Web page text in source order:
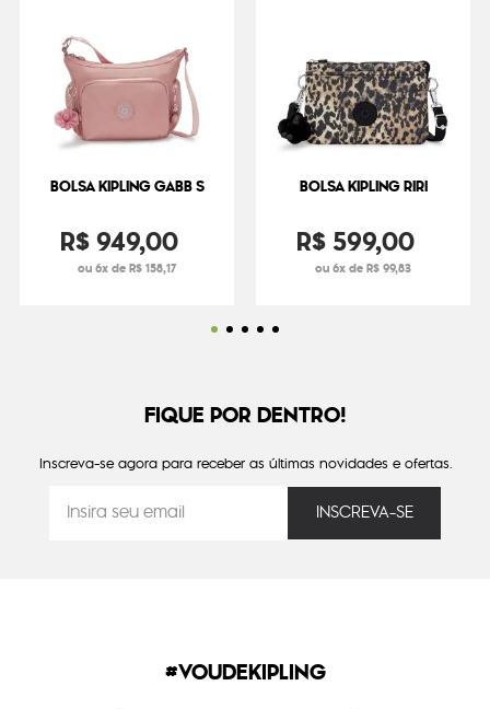
BOLSA KIPLING GABB S
R$949,00
ou 6x de R$ 158,17
BOLSA KIPLING RIRI
R$599,00
ou 6x de R$ 99,83
FIQUE POR DENTRO!
Inscreva-se agora para receber as últimas novidades e ofertas.
#VOUDEKIPLING